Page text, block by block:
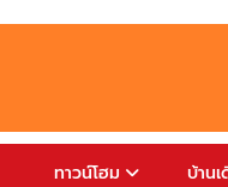
ทาวน์โฮม บ้าน